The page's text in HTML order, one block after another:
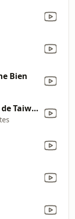
Bien
Un Osito de Peluche de Taiwán